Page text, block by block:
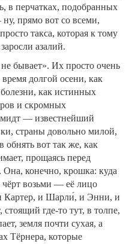
в перчатках, подобранных
прямо вот со всеми,
такса, которая к тому
азалий.
бывает». Их просто очень
долгой осени, как
как истинных
и скромных
— известнейший
страны довольно милой,
вот так же, как
прощаясь перед
конечно, крошка: куда
возьми — её лицо
Картер, и Шарли́, и Энни, и
где-то тут, в толпе,
земля почти сухая, а
Тёрнера, которые